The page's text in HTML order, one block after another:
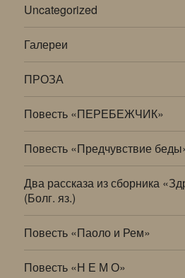
Uncategorized
Галереи
ПРОЗА
Повесть «ПЕРЕБЕЖЧИК»
Повесть «Предчувствие
Два рассказа из сборника
(Болг. яз.)
Повесть «Паоло и Рем»
Повесть «Н Е М О»